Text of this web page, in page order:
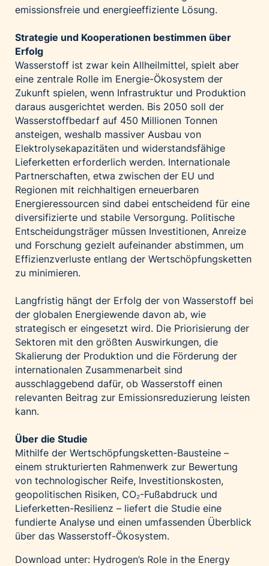
emissionsfreie und energieeffiziente Lösung.
Strategie und Kooperationen bestimmen über
Erfolg
Wasserstoff ist zwar kein Allheilmittel, spielt aber
eine zentrale Rolle im Energie-Ökosystem der
Zukunft spielen, wenn Infrastruktur und Produktion
daraus ausgerichtet werden. Bis 2050 soll der
Wasserstoffbedarf auf 450 Millionen Tonnen
ansteigen, weshalb massiver Ausbau von
Elektrolysekapazitäten und widerstandsfähige
Lieferketten erforderlich werden. Internationale
Partnerschaften, etwa zwischen der EU und
Regionen mit reichhaltigen erneuerbaren
Energieressourcen sind dabei entscheidend für eine
diversifizierte und stabile Versorgung. Politische
Entscheidungsträger müssen Investitionen, Anreize
und Forschung gezielt aufeinander abstimmen, um
Effizienzverluste entlang der Wertschöpfungsketten
zu minimieren.
Langfristig hängt der Erfolg der von Wasserstoff bei
der globalen Energiewende davon ab, wie
strategisch er eingesetzt wird. Die Priorisierung der
Sektoren mit den größten Auswirkungen, die
Skalierung der Produktion und die Förderung der
internationalen Zusammenarbeit sind
ausschlaggebend dafür, ob Wasserstoff einen
relevanten Beitrag zur Emissionsreduzierung leisten
kann.
Über die Studie
Mithilfe der Wertschöpfungsketten-Bausteine –
einem strukturierten Rahmenwerk zur Bewertung
von technologischer Reife, Investitionskosten,
geopolitischen Risiken, CO₂-Fußabdruck und
Lieferketten-Resilienz – liefert die Studie eine
fundierte Analyse und einen umfassenden Überblick
über das Wasserstoff-Ökosystem.
Download unter: Hydrogen’s Role in the Energy